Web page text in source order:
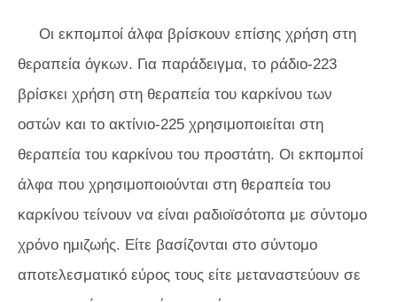
Οι εκπομποί άλφα βρίσκουν επίσης χρήση στη
θεραπεία όγκων. Για παράδειγμα, το ράδιο-223
βρίσκει χρήση στη θεραπεία του καρκίνου των
οστών και το ακτίνιο-225 χρησιμοποιείται στη
θεραπεία του καρκίνου του προστάτη. Οι εκπομποί
άλφα που χρησιμοποιούνται στη θεραπεία του
καρκίνου τείνουν να είναι ραδιοϊσότοπα με σύντομο
χρόνο ημιζωής. Είτε βασίζονται στο σύντομο
αποτελεσματικό εύρος τους είτε μεταναστεύουν σε